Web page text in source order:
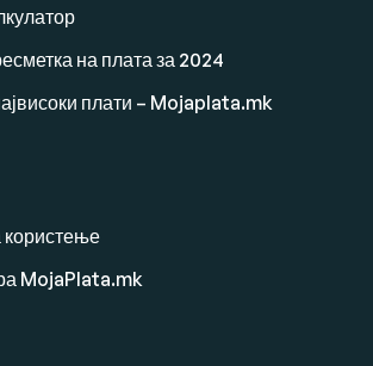
на плата за 2024
плати – Mojaplata.mk
MojaPlata.mk